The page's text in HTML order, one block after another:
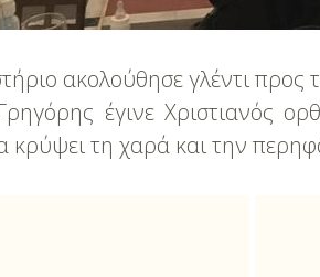
ακολούθησε γλέντι προς
έγινε Χριστιανός
κρύψει τη χαρά και την